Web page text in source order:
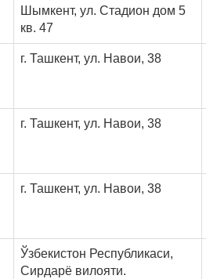
Шымкент, ул. Стадион дом 5
кв. 47
г. Ташкент, ул. Навои, 38
г. Ташкент, ул. Навои, 38
г. Ташкент, ул. Навои, 38
Ўзбекистон Республикаси,
Сирдарё вилояти.